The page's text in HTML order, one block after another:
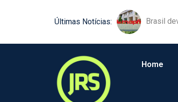
Últimas Notícias: Brasil
Susep
Home